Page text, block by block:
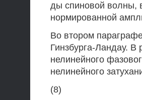
ды спиновой волны,
нормированной
Во втором
Гинзбурга-Ландау. В
нелинейного
нелинейного
(8)